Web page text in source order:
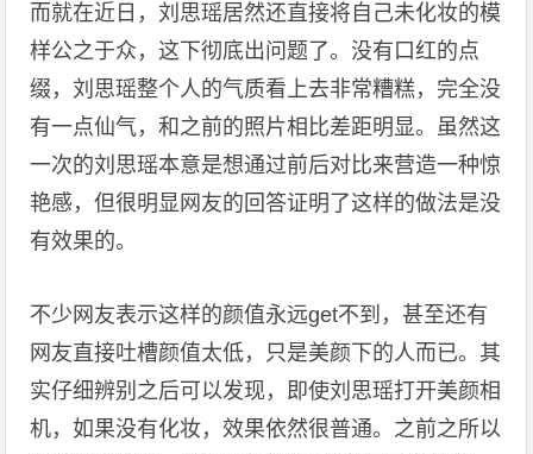
而就在近日，刘思瑶居然还直接将自己未化妆的模
样公之于众，这下彻底出问题了。没有口红的点
缀，刘思瑶整个人的气质看上去非常糟糕，完全没
有一点仙气，和之前的照片相比差距明显。虽然这
一次的刘思瑶本意是想通过前后对比来营造一种惊
艳感，但很明显网友的回答证明了这样的做法是没
有效果的。
不少网友表示这样的颜值永远get不到，甚至还有
网友直接吐槽颜值太低，只是美颜下的人而已。其
实仔细辨别之后可以发现，即使刘思瑶打开美颜相
机，如果没有化妆，效果依然很普通。之前之所以